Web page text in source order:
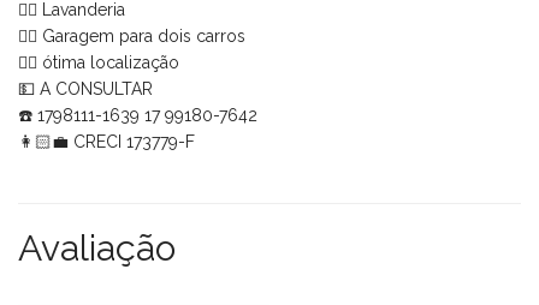
👉🏼 Lavanderia
👉🏼 Garagem para dois carros
👉🏼 ótima localização
💵 A CONSULTAR
☎️ 1798111-1639 17 99180-7642
👩🏻‍💼 CRECI 173779-F
Avaliação